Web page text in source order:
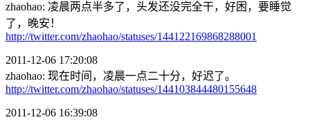
zhaohao: 凌晨两点半多了，头发还没完全干，好困，要睡觉
了，晚安！
http://twitter.com/zhaohao/statuses/144122169868288001
2011-12-06 17:20:08
zhaohao: 现在时间，凌晨一点二十分，好迟了。
http://twitter.com/zhaohao/statuses/144103844480155648
2011-12-06 16:39:08